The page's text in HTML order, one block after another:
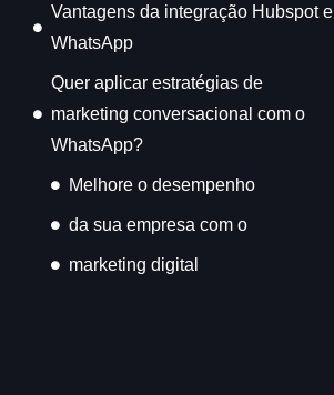
Vantagens da integração Hubspot e
WhatsApp
Quer aplicar estratégias de
marketing conversacional com o
WhatsApp?
Melhore o desempenho
da sua empresa com o
marketing digital